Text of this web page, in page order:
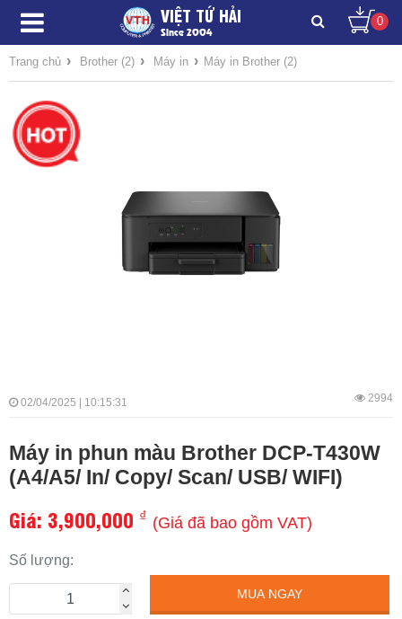
VIỆT TỨ HẢI
Since 2004
0
Trang chủ › Brother (2) › Máy in › Máy in Brother (2)
02/04/2025 | 10:15:31 2994
Máy in phun màu Brother DCP-T430W
(A4/A5/ In/ Copy/ Scan/ USB/ WIFI)
Giá: 3,900,000 ₫ (Giá đã bao gồm VAT)
Số lượng:
MUA NGAY